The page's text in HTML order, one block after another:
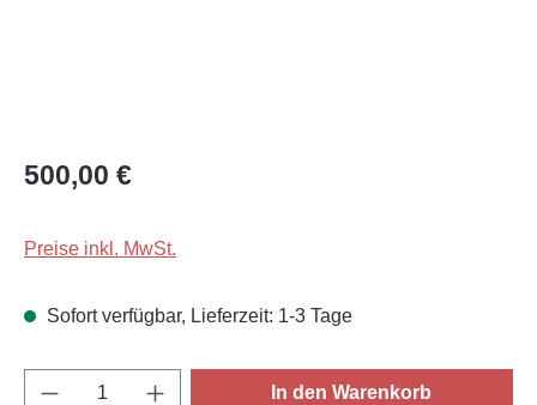
Regulärer Preis:
500,00 €
Preise inkl. MwSt.
Sofort verfügbar, Lieferzeit: 1-3 Tage
Produkt Anzahl: Gib den gewünschten
In den Warenkorb